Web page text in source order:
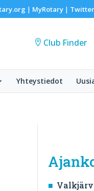
| MyRotary| Twitter
Club Finder
Yhteystiedot